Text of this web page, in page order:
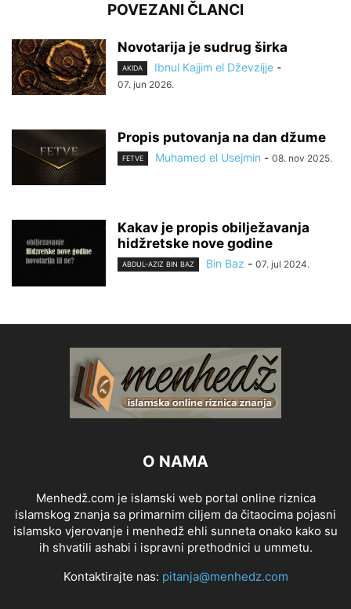
POVEZANI ČLANCI
Novotarija je sudrug širka
AKIDA Ibnul Kajjim el Dževzijje -
07. jun 2026.
Propis putovanja na dan džume
FETVE Muhamed el Usejmin - 08. nov 2025.
Kakav je propis obilježavanja
hidžretske nove godine
ABDUL-AZIZ BIN BAZ Bin Baz - 07. jul 2024.
O NAMA
Menhedž.com je islamski web portal online riznica
islamskog znanja sa primarnim ciljem da čitaocima pojasni
islamsko vjerovanje i menhedž ehli sunneta onako kako su
ih shvatili ashabi i ispravni prethodnici u ummetu.
Kontaktirajte nas: pitanja@menhedz.com